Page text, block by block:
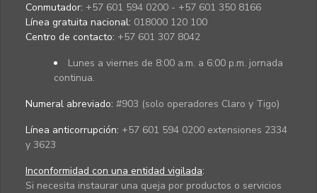
Conmutador: +57 601 594 0200 - +57 601 350 8166
Línea gratuita nacional: 018000 120 100
Centro de contacto: +57 601 307 8042
Lunes a viernes de 8:00 a.m. a 6:00 p.m. jornada
continua.
Numeral abreviado: #903 (solo operadores Claro y Tigo)
Línea anticorrupción: +57 601 594 0200 extensiones 2334
y 3623
Inconformidad con una entidad vigilada:
Si necesita instaurar una queja por productos o servicios